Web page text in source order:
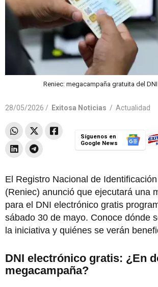
Reniec: megacampaña gratuita del
28/05/2026 / Exitosa Noticias / Actualidad
Síguenos en
Google News
El Registro Nacional de
(Reniec) anunció que ejecutará una
para el DNI electrónico gratis
sábado 30 de mayo. Conoce dónde
la iniciativa y quiénes se verán
DNI electrónico gratis: ¿En
megacampaña?